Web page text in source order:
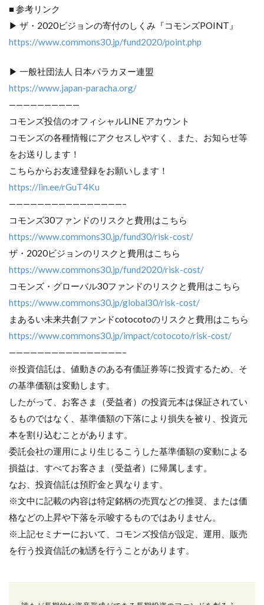
■ 参考リンク
▶ ザ・2020ビジョンの寄付のしくみ『コモンズPOINT』
https://www.commons30.jp/fund2020/point.php
▶ 一般社団法人 日本パラカヌー連盟
https://www.japan-paracha.org/
——————————
コモンズ投信のオフィシャルLINE アカウント
コモンズの各種情報にアクセスしやすく、また、お知らせ等
をお送りします！
こちらからお友達登録をお願いします！
https://lin.ee/rGuT4Ku
————————————————–
コモンズ30ファンドのリスクと費用はこちら
https://www.commons30.jp/fund30/risk-cost/
ザ・2020ビジョンのリスクと費用はこちら
https://www.commons30.jp/fund2020/risk-cost/
コモンズ・グローバル30ファンドのリスクと費用はこちら
https://www.commons30.jp/global30/risk-cost/
まあるい未来共創ファンドcotocotoのリスクと費用はこちら
https://www.commons30.jp/impact/cotocoto/risk-cost/
————————————————–
※投資信託は、値動きのある有価証券等に投資するため、そ
の基準価額は変動します。
したがって、お客さま（受益者）の投資元本は保証されてい
るものではなく、基準価額の下落により損失を被り、投資元
本を割り込むことがあります。
委託会社の運用により生じるこうした基準価額の変動による
損益は、すべてお客さま（受益者）に帰属します。
なお、投資信託は預貯金と異なります。
※文中に記載の内容は特定銘柄の売買などの推奨、または価
格などの上昇や下落を示唆するものではありません。
※上記セミナーにおいて、コモンズ投信が設定、運用、販売
を行う投資信託の勧誘を行うことがあります。